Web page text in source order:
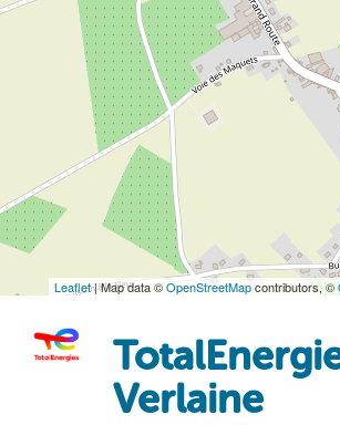
Leaflet| Map data ©OpenStreetMapcontributors, ©
Verlaine